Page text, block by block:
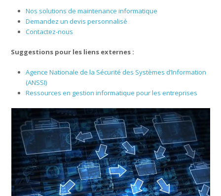
Nos solutions de maintenance informatique
Demandez un devis personnalisé
Contactez-nous
Suggestions pour les liens externes :
Agence Nationale de la Sécurité des Systèmes d’Information
(ANSSI)
Ressources en gestion informatique pour les entreprises